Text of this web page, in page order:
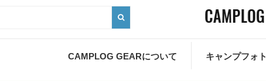
CAMPLOG GEARについて キャンプフォト